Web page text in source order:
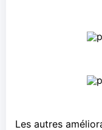
Les autres